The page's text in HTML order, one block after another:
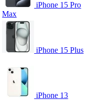
iPhone 15 Pro
Max
iPhone 15 Plus
iPhone 13